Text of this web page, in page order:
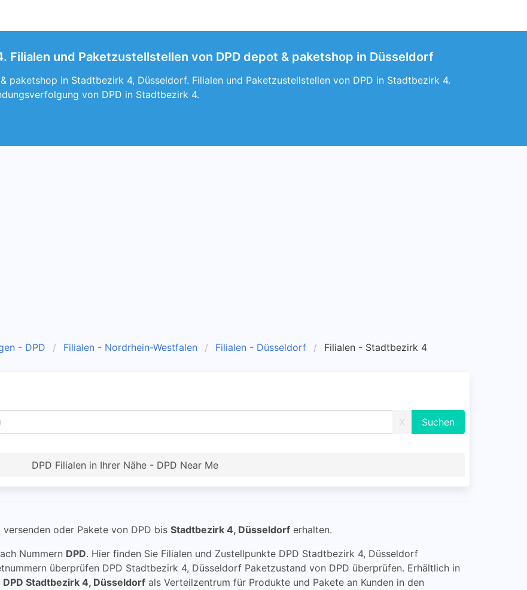
Filialen und Paketzustellstellen von DPD depot & paketshop in Düsseldorf
paketshop in Stadtbezirk 4, Düsseldorf. Filialen und Paketzustellstellen von DPD in Stadtbezirk 4.
von DPD in Stadtbezirk 4.
- DPD Filialen - Nordrhein-Westfalen Filialen - Düsseldorf Filialen - Stadtbezirk 4
X
DPD Filialen in Ihrer Nähe - DPD Near Me
versenden oder Pakete von DPD bis Stadtbezirk 4, Düsseldorf erhalten.
Nummern DPD. Hier finden Sie Filialen und Zustellpunkte DPD Stadtbezirk 4, Düsseldorf
überprüfen DPD Stadtbezirk 4, Düsseldorf Paketzustand von DPD überprüfen. Erhältlich in
DPD Stadtbezirk 4, Düsseldorf als Verteilzentrum für Produkte und Pakete an Kunden in den